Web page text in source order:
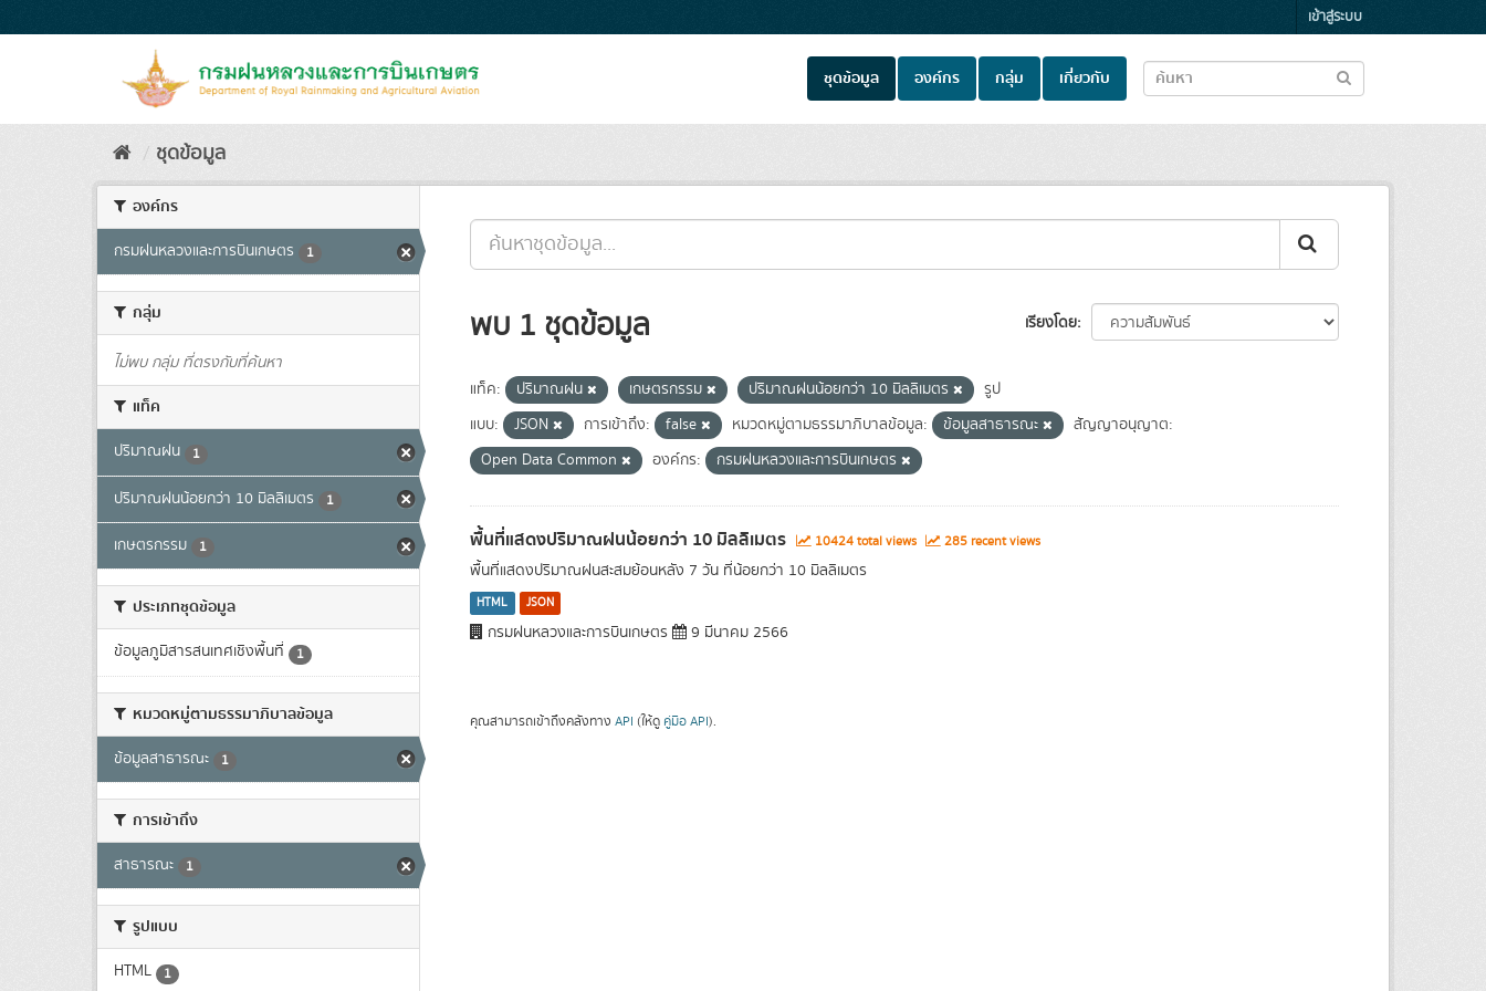
to
เข้าสู่ระบบ
ชุดข้อมูล องค์กร กลุ่ม เกี่ยวกับ
ชุดข้อมูล
องค์กร
กรมฝนหลวงและการบินเกษตร 1
กลุ่ม
ไม่พบ กลุ่ม ที่ตรงกับที่ค้นหา
แท็ค
ปริมาณฝน 1
ปริมาณฝนน้อยกว่า 10 มิลลิเมตร 1
เกษตรกรรม 1
ประเภทชุดข้อมูล
ข้อมูลภูมิสารสนเทศเชิงพื้นที่ 1
หมวดหมู่ตามธรรมาภิบาลข้อมูล
ข้อมูลสาธารณะ 1
การเข้าถึง
สาธารณะ 1
รูปแบบ
HTML 1
เรียงโดย
พบ 1 ชุดข้อมูล
แท็ค: ปริมาณฝน เกษตรกรรม ปริมาณฝนน้อยกว่า 10 มิลลิเมตร
รูป
แบบ:
JSON การเข้าถึง: false หมวดหมู่ตามธรรมาภิบาลข้อมูล: ข้อมูลสาธารณะ
สัญญาอนุญาต:
Open Data Common
องค์กร: กรมฝนหลวงและการบินเกษตร
พื้นที่แสดงปริมาณฝนน้อยกว่า 10 มิลลิเมตร 10424 total views 285 recent views
พื้นที่แสดงปริมาณฝนสะสมย้อนหลัง 7 วัน ที่น้อยกว่า 10 มิลลิเมตร
HTML JSON
กรมฝนหลวงและการบินเกษตร 9 มีนาคม 2566
คุณสามารถเข้าถึงคลังทาง API (ให้ดู คู่มือ API).